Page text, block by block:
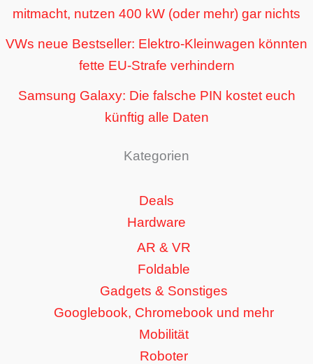
mitmacht, nutzen 400 kW (oder mehr) gar nichts
VWs neue Bestseller: Elektro-Kleinwagen könnten
fette EU-Strafe verhindern
Samsung Galaxy: Die falsche PIN kostet euch
künftig alle Daten
Kategorien
Deals
Hardware
AR & VR
Foldable
Gadgets & Sonstiges
Googlebook, Chromebook und mehr
Mobilität
Roboter